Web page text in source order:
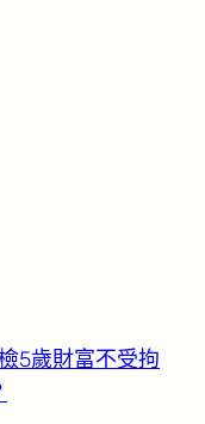
5歲財富不受拘